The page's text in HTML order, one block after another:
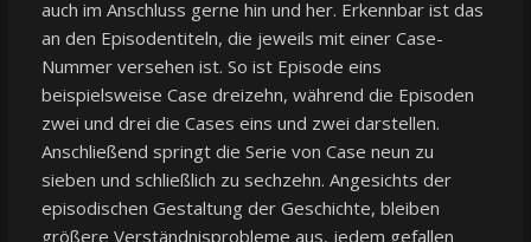
auch im Anschluss gerne hin und her. Erkennbar ist das
an den Episodentiteln, die jeweils mit einer Case-
Nummer versehen ist. So ist Episode eins
beispielsweise Case dreizehn, während die Episoden
zwei und drei die Cases eins und zwei darstellen.
Anschließend springt die Serie von Case neun zu
sieben und schließlich zu sechzehn. Angesichts der
episodischen Gestaltung der Geschichte, bleiben
größere Verständnisprobleme aus, jedem gefallen